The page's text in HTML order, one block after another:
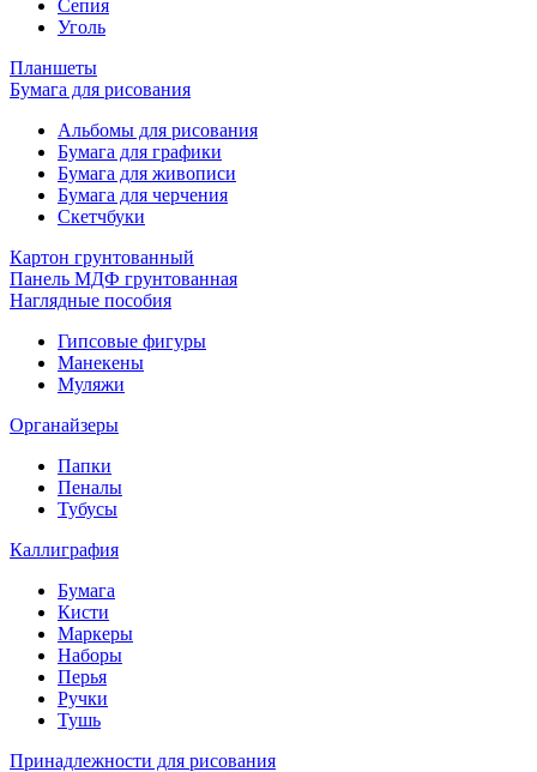
Сепия
Уголь
Планшеты
Бумага для рисования
Альбомы для рисования
Бумага для графики
Бумага для живописи
Бумага для черчения
Скетчбуки
Картон грунтованный
Панель МДФ грунтованная
Наглядные пособия
Гипсовые фигуры
Манекены
Муляжи
Органайзеры
Папки
Пеналы
Тубусы
Каллиграфия
Бумага
Кисти
Маркеры
Наборы
Перья
Ручки
Тушь
Принадлежности для рисования